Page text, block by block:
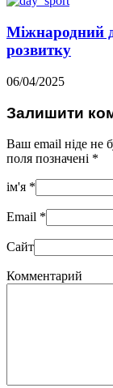
Міжнародний
розвитку
06/04/2025
Залишити
Ваш email ніде не
поля позначені *
ім'я *
Email *
Сайт
Комментарий